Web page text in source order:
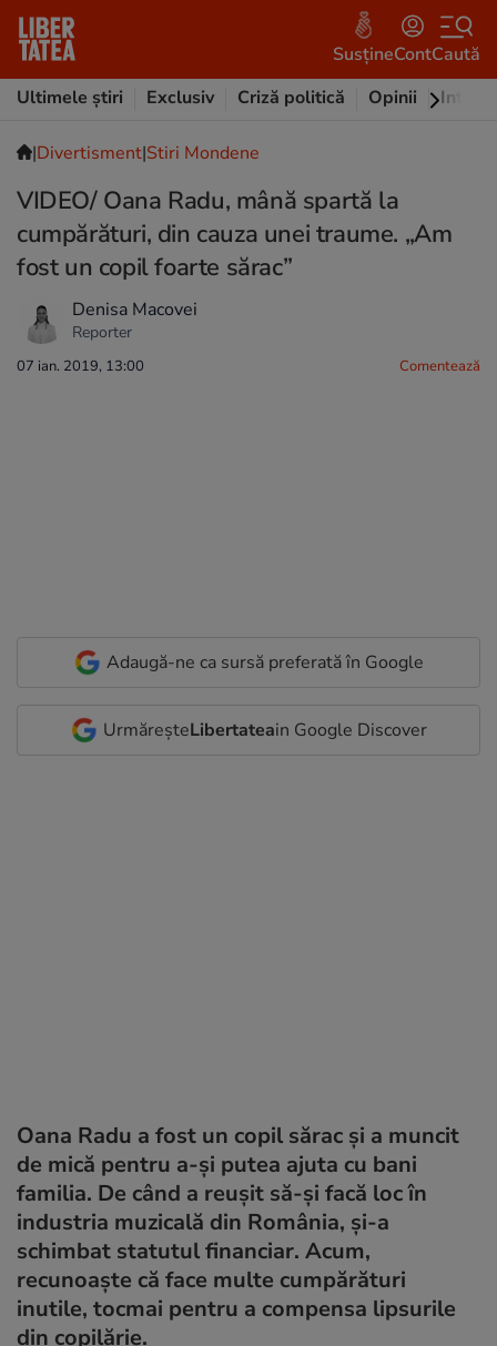
SusțineContCaută
Ultimele știri
Exclusiv Criză politică Opinii
|Divertisment|Stiri Mondene
VIDEO/ Oana Radu, mână spartă la
cumpărături, din cauza unei traume. „Am
fost un copil foarte sărac”
Denisa Macovei
Reporter
07 ian. 2019, 13:00 Comentează
Adaugă-ne ca sursă preferată în Google
UrmăreșteLibertateain Google Discover
Oana Radu a fost un copil sărac și a muncit
de mică pentru a-și putea ajuta cu bani
familia. De când a reușit să-și facă loc în
industria muzicală din România, și-a
schimbat statutul financiar. Acum,
recunoaște că face multe cumpărături
inutile, tocmai pentru a compensa lipsurile
din copilărie.